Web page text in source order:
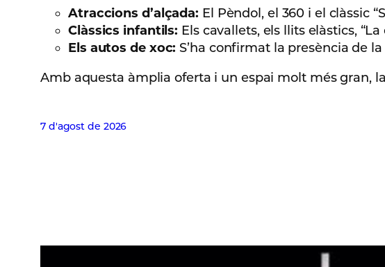
Atraccions d’alçada: El Pèndol, el 360 i el clàssic
Clàssics infantils: Els cavallets, els llits elàstics,
Els autos de xoc: S’ha confirmat la presència de
Amb aquesta àmplia oferta i un espai molt més gran,
7 d'agost de 2026